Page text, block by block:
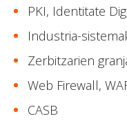
PKI, Identitate
Industria-
Zerbitzarien
Web Firewall,
CASB